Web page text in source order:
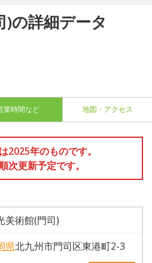
)の詳細データ
業時間など 地図・アクセス
2025年のものです。
次更新予定です。
美術館(門司)
県北九州市門司区東港町2-3